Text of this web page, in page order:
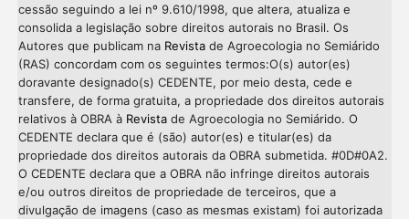
cessão seguindo a lei nº 9.610/1998, que altera, atualiza e
consolida a legislação sobre direitos autorais no Brasil. Os
Autores que publicam na Revistade Agroecologia no Semiárido
(RAS) concordam com os seguintes termos:O(s) autor(es)
doravante designado(s) CEDENTE, por meio desta, cede e
transfere, de forma gratuita, a propriedade dos direitos autorais
relativos à OBRA à Revistade Agroecologia no Semiárido. O
CEDENTE declara que é (são) autor(es) e titular(es) da
propriedade dos direitos autorais da OBRA submetida. #0D#0A2.
O CEDENTE declara que a OBRA não infringe direitos autorais
e/ou outros direitos de propriedade de terceiros, que a
divulgação de imagens (caso as mesmas existam) foi autorizada